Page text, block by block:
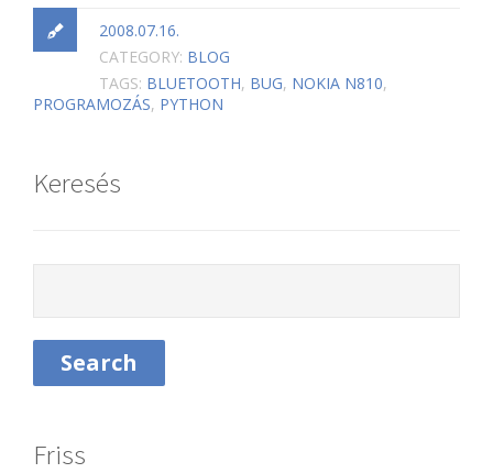
2008.07.16.
CATEGORY: BLOG
TAGS: BLUETOOTH, BUG, NOKIA N810,
PROGRAMOZÁS, PYTHON
Keresés
Friss